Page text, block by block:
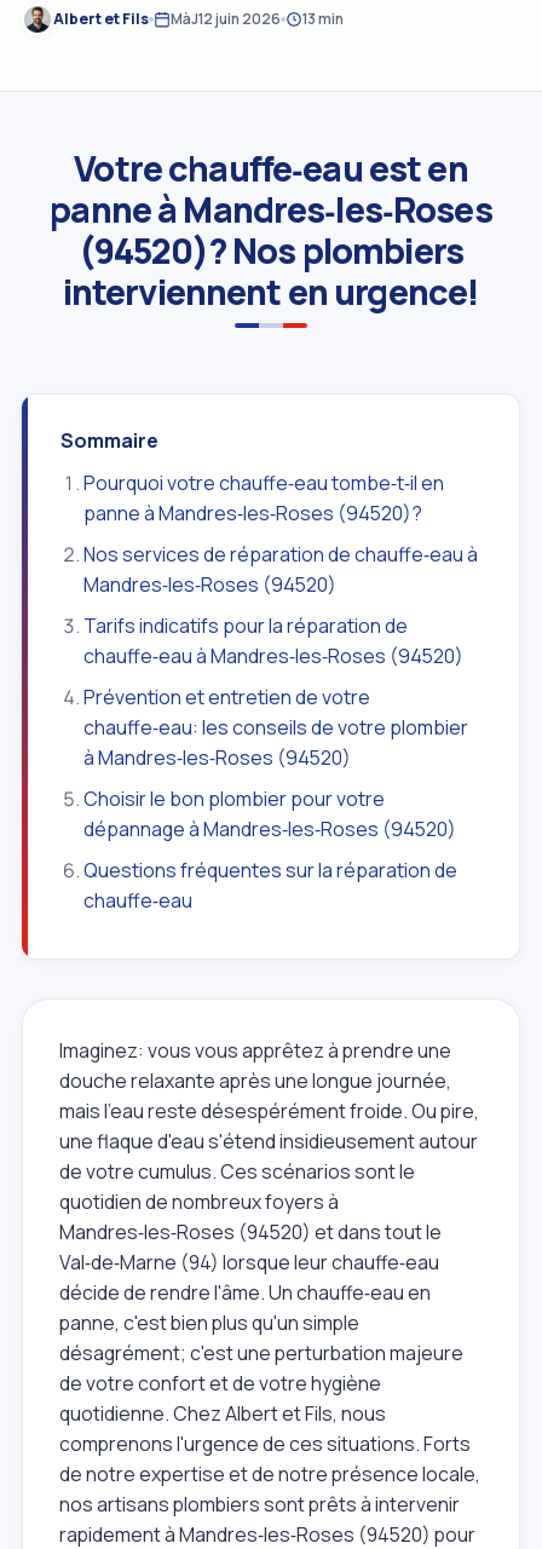
Albert et Fils MàJ12 juin 2026 13 min
Votre chauffe‑eau est en
panne à Mandres‑les‑Roses
(94520)? Nos plombiers
interviennent en urgence!
Sommaire
Pourquoi votre chauffe‑eau tombe‑t‑il en
panne à Mandres‑les‑Roses (94520)?
Nos services de réparation de chauffe‑eau à
Mandres‑les‑Roses (94520)
Tarifs indicatifs pour la réparation de
chauffe‑eau à Mandres‑les‑Roses (94520)
Prévention et entretien de votre
chauffe‑eau: les conseils de votre plombier
à Mandres‑les‑Roses (94520)
Choisir le bon plombier pour votre
dépannage à Mandres‑les‑Roses (94520)
Questions fréquentes sur la réparation de
chauffe‑eau
Imaginez: vous vous apprêtez à prendre une
douche relaxante après une longue journée,
mais l'eau reste désespérément froide. Ou pire,
une flaque d'eau s'étend insidieusement autour
de votre cumulus. Ces scénarios sont le
quotidien de nombreux foyers à
Mandres‑les‑Roses (94520) et dans tout le
Val‑de‑Marne (94) lorsque leur chauffe‑eau
décide de rendre l'âme. Un chauffe‑eau en
panne, c'est bien plus qu'un simple
désagrément; c'est une perturbation majeure
de votre confort et de votre hygiène
quotidienne. Chez Albert et Fils, nous
comprenons l'urgence de ces situations. Forts
de notre expertise et de notre présence locale,
nos artisans plombiers sont prêts à intervenir
rapidement à Mandres‑les‑Roses (94520) pour